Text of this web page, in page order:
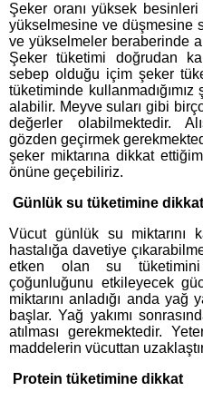
Şeker oranı yüksek
yükselmesine ve düşmesine
ve yükselmeler beraberinde
Şeker tüketimi doğrudan
sebep olduğu içim şeker
tüketiminde
alabilir. Meyve suları gibi
değerler olabilmektedir.
gözden geçirmek
şeker miktarına dikkat
önüne geçebiliriz.
Günlük su tüketimine dikkat
Vücut günlük su miktarını
hastalığa davetiye
etken olan su
çoğunluğunu etkileyecek
miktarını anladığı anda yağ
başlar. Yağ yakımı
atılması gerekmektedir.
maddelerin vücuttan
Protein tüketimine dikkat